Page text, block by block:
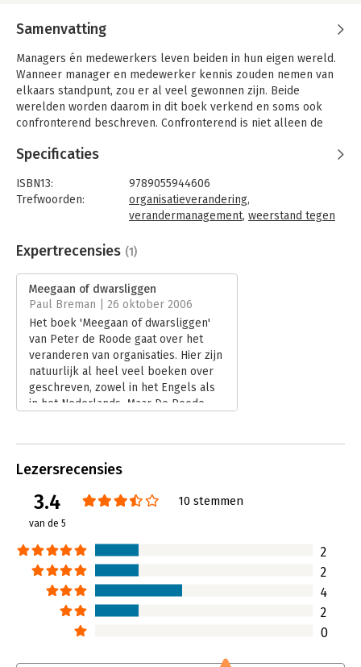
Samenvatting
Managers én medewerkers leven beiden in hun eigen wereld.
Wanneer manager en medewerker kennis zouden nemen van
elkaars standpunt, zou er al veel gewonnen zijn. Beide
werelden worden daarom in dit boek verkend en soms ook
confronterend beschreven. Confronterend is niet alleen de
gedrag aan te spreken. Het is een boodschap die velen liever
werken of ander druk gedrag te vertonen, dan zijn
verantwoordelijkheid te nemen.
perspectieven geschreven. De lezer treft zodoende een bont
palet aan van economische, psychologische, sociologische,
filosofische en onderwijskundige inzichten, die allen bedoeld
zijn om de waarneming aan te scherpen en duidelijk te maken
dat veranderen een natuurlijk proces is en dat 'dwarsliggen'
geen optie is.
Specificaties
ISBN13:
9789055944606
Trefwoorden:
organisatieverandering,
verandermanagement, weerstand tegen
Taal:
Nederlands
Aantal pagina's:
232
Uitgever:
Scriptum
Druk:
1
Verschijningsdatum:
14-4-2006
Hoofdrubriek: Verandermanagement
Expertrecensies (1)
Meegaan of dwarsliggen
Paul Breman | 26 oktober 2006
Het boek 'Meegaan of dwarsliggen'
van Peter de Roode gaat over het
veranderen van organisaties. Hier zijn
natuurlijk al heel veel boeken over
geschreven, zowel in het Engels als
in het Nederlands. Maar De Roode
Lees verder
Lezersrecensies
3.4
van de 5
10 stemmen
2
2
4
2
0